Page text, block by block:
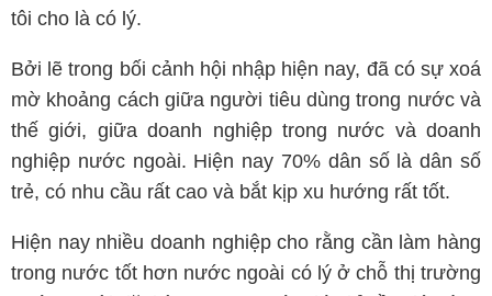
tôi cho là có lý.
Bởi lẽ trong bối cảnh hội nhập hiện nay, đã có sự xoá
mờ khoảng cách giữa người tiêu dùng trong nước và
thế giới, giữa doanh nghiệp trong nước và doanh
nghiệp nước ngoài. Hiện nay 70% dân số là dân số
trẻ, có nhu cầu rất cao và bắt kịp xu hướng rất tốt.
Hiện nay nhiều doanh nghiệp cho rằng cần làm hàng
trong nước tốt hơn nước ngoài có lý ở chỗ thị trường